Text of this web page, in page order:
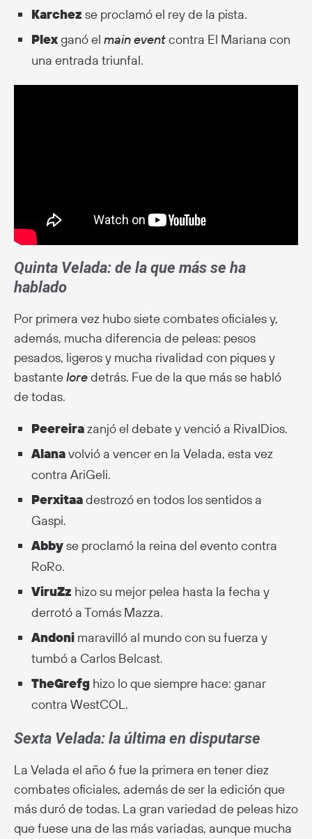
Karchez se proclamó el rey de la pista.
Plexganó el main eventcontra El Mariana con
una entrada triunfal.
Quinta Velada: de la que más se ha
hablado
Por primera vez hubo siete combates oficiales y,
además, mucha diferencia de peleas: pesos
pesados, ligeros y mucha rivalidad con piques y
bastanteloredetrás. Fue de la que más se habló
de todas.
Peereirazanjó el debate y venció a RivalDios.
Alanavolvió a vencer en la Velada, esta vez
contra AriGeli.
Perxitaadestrozó en todos los sentidos a
Gaspi.
Abbyse proclamó la reina del evento contra
RoRo.
ViruZz hizo su mejor pelea hasta la fecha y
derrotó a Tomás Mazza.
Andoni maravilló al mundo con su fuerza y
tumbó a Carlos Belcast.
TheGrefg hizo lo que siempre hace: ganar
contra WestCOL.
Sexta Velada: la última en disputarse
La Velada el año 6 fue la primera en tener diez
combates oficiales, además de ser la edición que
más duró de todas. La gran variedad de peleas hizo
que fuese una de las más variadas, aunque mucha